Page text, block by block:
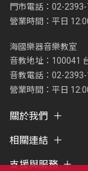
門市電話：02-
營業時間：平日
海國樂器音樂教室
音教地址：100041
音教電話：02-
營業時間：平日
關於我們
相關連結
支援與服務